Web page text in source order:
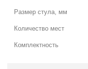
Размер стула, мм
Количество мест
Комплектность